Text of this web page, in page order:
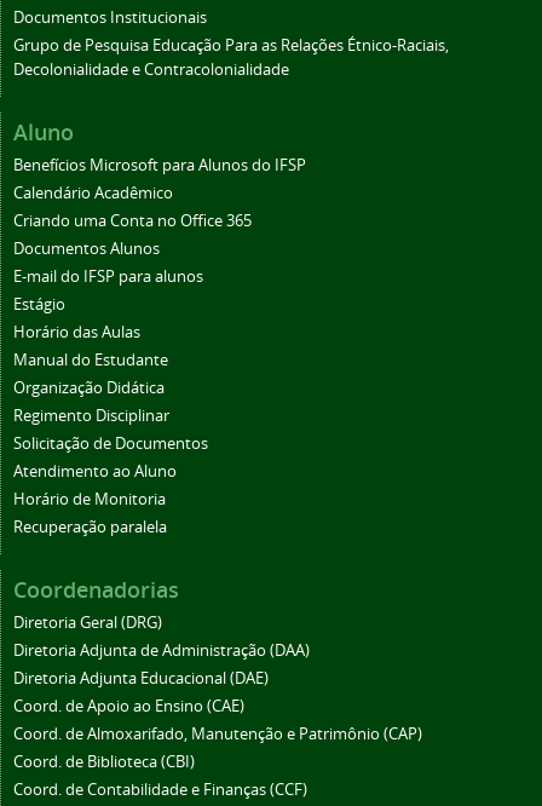
Documentos Institucionais
Grupo de Pesquisa Educação Para as Relações Étnico-Raciais,
Decolonialidade e Contracolonialidade
Aluno
Benefícios Microsoft para Alunos do IFSP
Calendário Acadêmico
Criando uma Conta no Office 365
Documentos Alunos
E-mail do IFSP para alunos
Estágio
Horário das Aulas
Manual do Estudante
Organização Didática
Regimento Disciplinar
Solicitação de Documentos
Atendimento ao Aluno
Horário de Monitoria
Recuperação paralela
Coordenadorias
Diretoria Geral (DRG)
Diretoria Adjunta de Administração (DAA)
Diretoria Adjunta Educacional (DAE)
Coord. de Apoio ao Ensino (CAE)
Coord. de Almoxarifado, Manutenção e Patrimônio (CAP)
Coord. de Biblioteca (CBI)
Coord. de Contabilidade e Finanças (CCF)